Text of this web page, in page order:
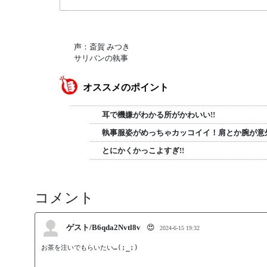
声：斎賀 みつき
サリバンの執事
オススメのポイント
耳で機嫌がわかる所がかわいい!!
執事服姿がめっちゃカッコイイ！肩とか腕が
とにかくかっこよすぎ!!
コメント
ゲスト/B6qda2Nvtl8v 😍 2024-6-15 19:32
お茶を注いでもらいたい…(;_;)